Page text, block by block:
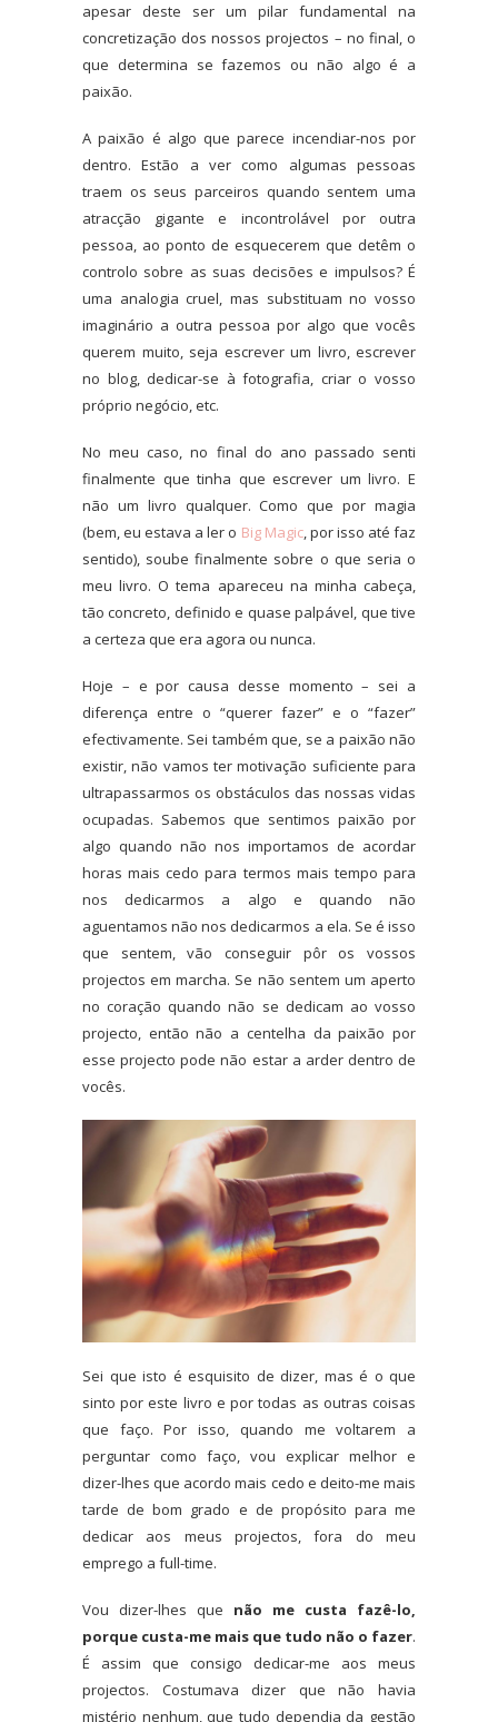
apesar deste ser um pilar fundamental na
concretização dos nossos projectos – no final, o
que determina se fazemos ou não algo é a
paixão.
A paixão é algo que parece incendiar-nos por
dentro. Estão a ver como algumas pessoas
traem os seus parceiros quando sentem uma
atracção gigante e incontrolável por outra
pessoa, ao ponto de esquecerem que detêm o
controlo sobre as suas decisões e impulsos? É
uma analogia cruel, mas substituam no vosso
imaginário a outra pessoa por algo que vocês
querem muito, seja escrever um livro, escrever
no blog, dedicar-se à fotografia, criar o vosso
próprio negócio, etc.
No meu caso, no final do ano passado senti
finalmente que tinha que escrever um livro. E
não um livro qualquer. Como que por magia
(bem, eu estava a ler o Big Magic, por isso até faz
sentido), soube finalmente sobre o que seria o
meu livro. O tema apareceu na minha cabeça,
tão concreto, definido e quase palpável, que tive
a certeza que era agora ou nunca.
Hoje – e por causa desse momento – sei a
diferença entre o “querer fazer” e o “fazer”
efectivamente. Sei também que, se a paixão não
existir, não vamos ter motivação suficiente para
ultrapassarmos os obstáculos das nossas vidas
ocupadas. Sabemos que sentimos paixão por
algo quando não nos importamos de acordar
horas mais cedo para termos mais tempo para
nos dedicarmos a algo e quando não
aguentamos não nos dedicarmos a ela. Se é isso
que sentem, vão conseguir pôr os vossos
projectos em marcha. Se não sentem um aperto
no coração quando não se dedicam ao vosso
projecto, então não a centelha da paixão por
esse projecto pode não estar a arder dentro de
vocês.
Sei que isto é esquisito de dizer, mas é o que
sinto por este livro e por todas as outras coisas
que faço. Por isso, quando me voltarem a
perguntar como faço, vou explicar melhor e
dizer-lhes que acordo mais cedo e deito-me mais
tarde de bom grado e de propósito para me
dedicar aos meus projectos, fora do meu
emprego a full-time.
Vou dizer-lhes que não me custa fazê-lo,
porque custa-me mais que tudo não o fazer.
É assim que consigo dedicar-me aos meus
projectos. Costumava dizer que não havia
mistério nenhum, que tudo dependia da gestão